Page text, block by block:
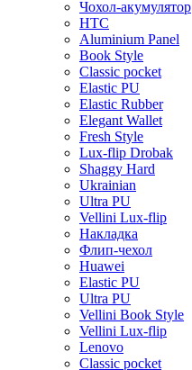
Чохол-акумулятор
HTC
Aluminium Panel
Book Style
Classic pocket
Elastic PU
Elastic Rubber
Elegant Wallet
Fresh Style
Lux-flip Drobak
Shaggy Hard
Ukrainian
Ultra PU
Vellini Lux-flip
Накладка
Флип-чехол
Huawei
Elastic PU
Ultra PU
Vellini Book Style
Vellini Lux-flip
Lenovo
Classic pocket